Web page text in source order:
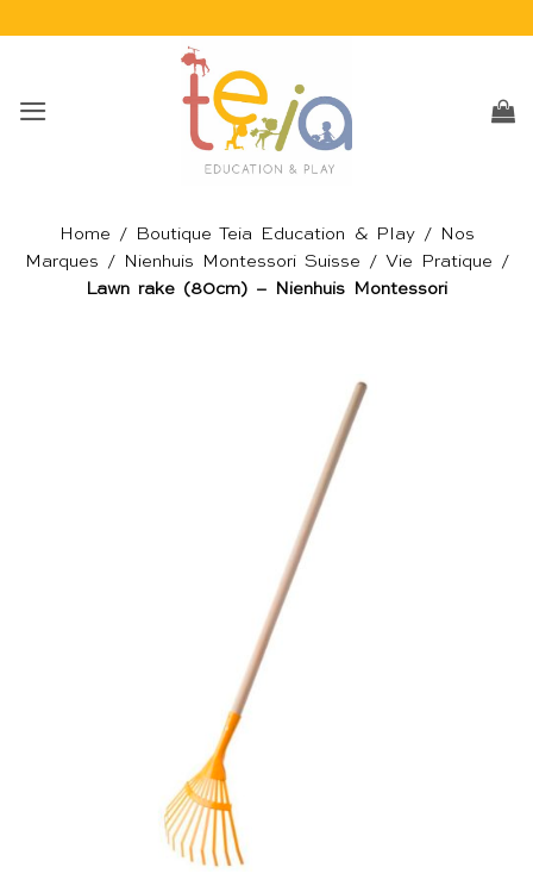
Home / Boutique Teia Education & Play/
Nos
Marques / Nienhuis Montessori Suisse / Vie Pratique /
Lawn rake (80cm) – Nienhuis Montessori